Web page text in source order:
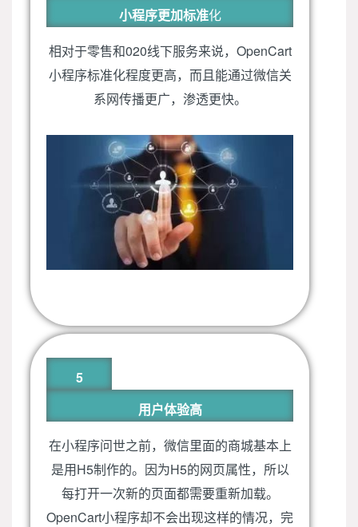
小程序更加标准化
相对于零售和020线下服务来说，OpenCart
小程序标准化程度更高，而且能通过微信关
系网传播更广，渗透更快。
5
用户体验高
在小程序问世之前，微信里面的商城基本上
是用H5制作的。因为H5的网页属性，所以
每打开一次新的页面都需要重新加载。
OpenCart小程序却不会出现这样的情况，完